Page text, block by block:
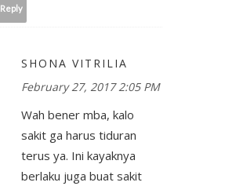
Reply
SHONA VITRILIA
February 27, 2017 2:05 PM
Wah bener mba, kalo
sakit ga harus tiduran
terus ya. Ini kayaknya
berlaku juga buat sakit